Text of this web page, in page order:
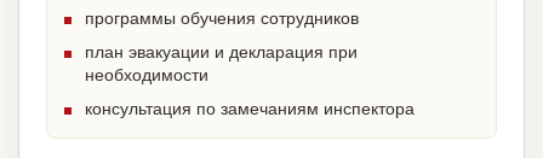
программы обучения сотрудников
план эвакуации и декларация при
необходимости
консультация по замечаниям инспектора